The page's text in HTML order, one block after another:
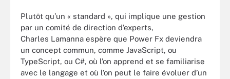
Plutôt qu’un « standard », qui implique une gestion
par un comité de direction d’experts,
Charles Lamanna espère que Power Fx deviendra
un concept commun, comme JavaScript, ou
TypeScript, ou C#, où l’on apprend et se familiarise
avec le langage et où l’on peut le faire évoluer d’un